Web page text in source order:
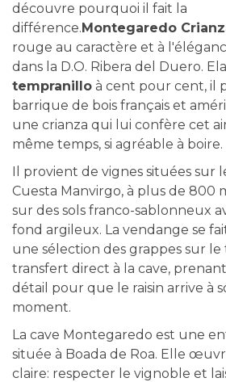
découvre pourquoi il fait la
différence.Montegaredo
rouge au caractère et à
dans la D.O. Ribera del Duero.
tempranillo à cent pour cent, il
barrique de bois français et
une crianza qui lui confère cet
même temps, si agréable à boire.
Il provient de vignes situées sur
Cuesta Manvirgo, à plus de 800
sur des sols franco-sablonneux
fond argileux. La vendange se
une sélection des grappes sur
transfert direct à la cave,
détail pour que le raisin arrive à
moment.
La cave Montegaredo est une
située à Boada de Roa. Elle
claire: respecter le vignoble et